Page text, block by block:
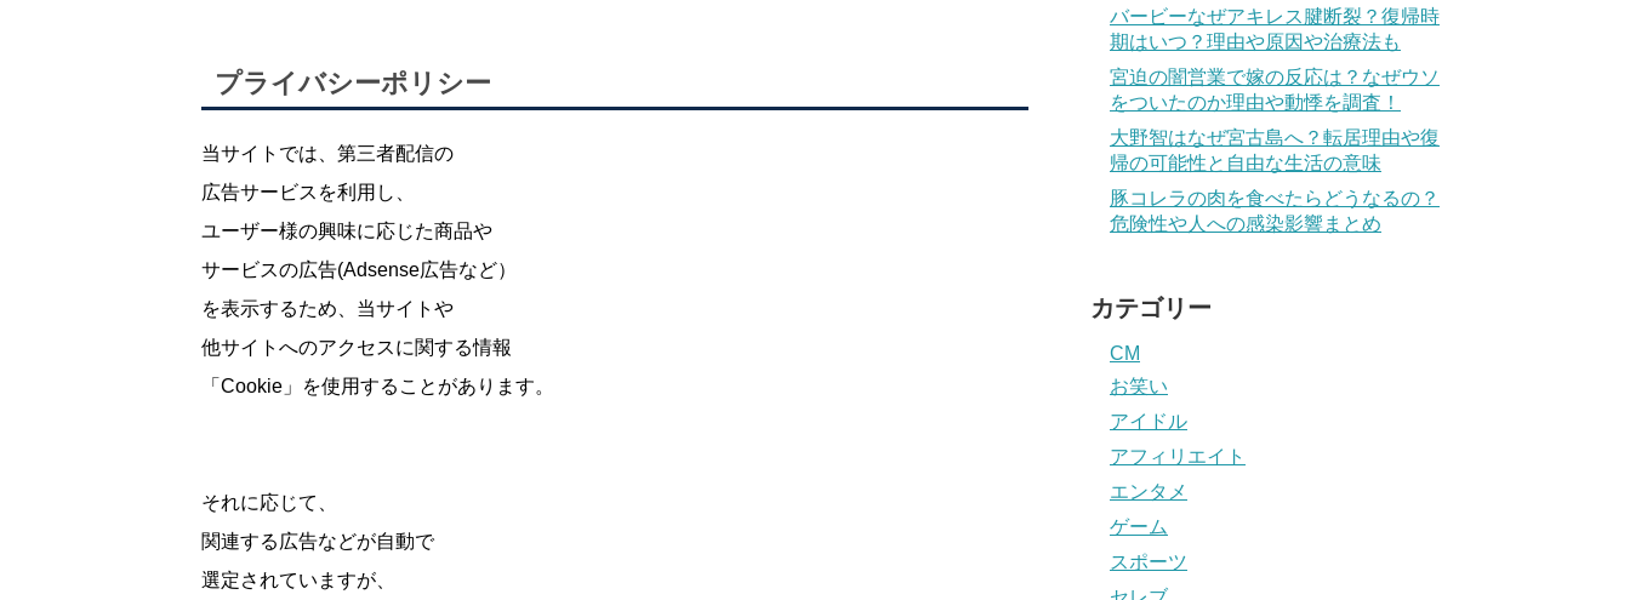
プライバシーポリシー
当サイトでは、第三者配信の
広告サービスを利用し、
ユーザー様の興味に応じた商品や
サービスの広告(Adsense広告など）
を表示するため、当サイトや
他サイトへのアクセスに関する情報
「Cookie」を使用することがあります。
それに応じて、
関連する広告などが自動で
選定されていますが、
バービーなぜアキレス腱断裂？復帰時
期はいつ？理由や原因や治療法も
宮迫の闇営業で嫁の反応は？なぜウソ
をついたのか理由や動悸を調査！
大野智はなぜ宮古島へ？転居理由や復
帰の可能性と自由な生活の意味
豚コレラの肉を食べたらどうなるの？
危険性や人への感染影響まとめ
カテゴリー
CM
お笑い
アイドル
アフィリエイト
エンタメ
ゲーム
スポーツ